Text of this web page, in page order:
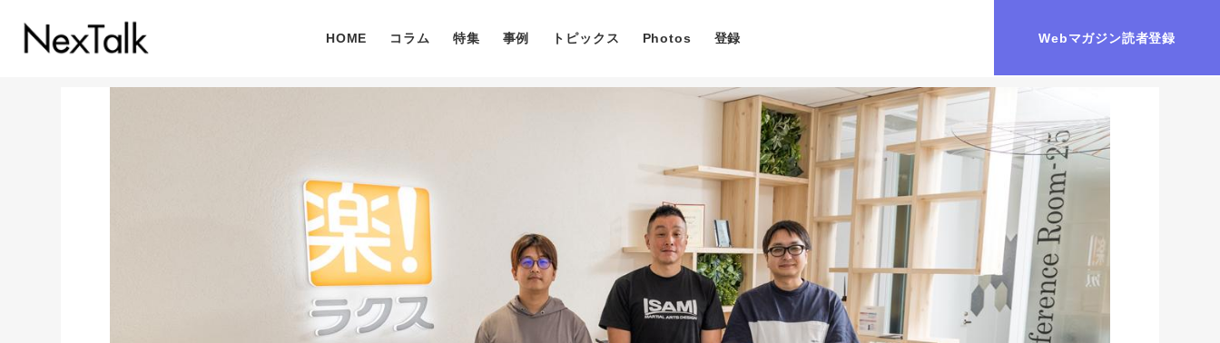
HOME コラム 特集 事例 トピックス Photos 登録 Webマガジン読者登録